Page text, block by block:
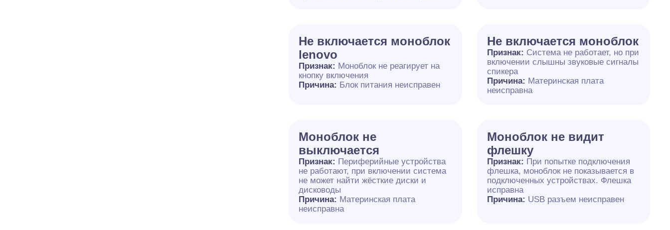
Не включается моноблок
lenovo
Признак: Моноблок не реагирует на
кнопку включения
Причина: Блок питания неисправен
Не включается моноблок
Признак: Система не работает, но при
включении слышны звуковые сигналы
спикера
Причина: Материнская плата
неисправна
Моноблок не
выключается
Признак: Периферийные устройства
не работают, при включении система
не может найти жёсткие диски и
дисководы
Причина: Материнская плата
неисправна
Моноблок не видит
флешку
Признак: При попытке подключения
флешка, моноблок не показывается в
подключенных устройствах. Флешка
исправна
Причина: USB разъем неисправен